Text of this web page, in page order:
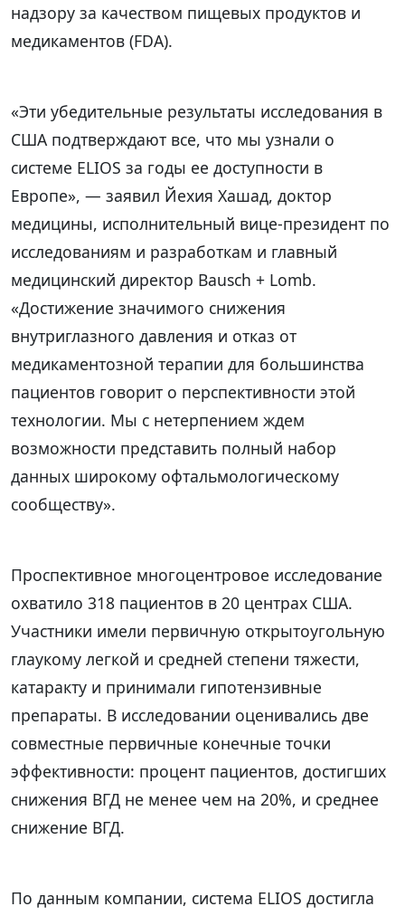
надзору за качеством пищевых продуктов и
медикаментов (FDA).
«Эти убедительные результаты исследования в
США подтверждают все, что мы узнали о
системе ELIOS за годы ее доступности в
Европе», — заявил Йехия Хашад, доктор
медицины, исполнительный вице-президент по
исследованиям и разработкам и главный
медицинский директор Bausch + Lomb.
«Достижение значимого снижения
внутриглазного давления и отказ от
медикаментозной терапии для большинства
пациентов говорит о перспективности этой
технологии. Мы с нетерпением ждем
возможности представить полный набор
данных широкому офтальмологическому
сообществу».
Проспективное многоцентровое исследование
охватило 318 пациентов в 20 центрах США.
Участники имели первичную открытоугольную
глаукому легкой и средней степени тяжести,
катаракту и принимали гипотензивные
препараты. В исследовании оценивались две
совместные первичные конечные точки
эффективности: процент пациентов, достигших
снижения ВГД не менее чем на 20%, и среднее
снижение ВГД.
По данным компании, система ELIOS достигла